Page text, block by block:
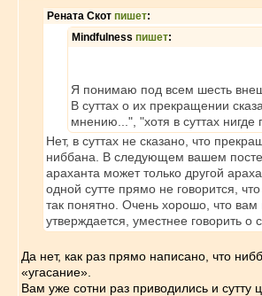
Рената Скот пишет:
Mindfulness пишет:
Я понимаю под всем шесть
В суттах о их прекращении
мнению...", "хотя в суттах
Нет, в суттах не сказано, что
ниббана. В следующем вашем посте
араханта может только другой
одной сутте прямо не говорится,
так понятно. Очень хорошо, что вам
утверждается, уместнее говорить
Да нет, как раз прямо написано, что
«угасание».
Вам уже сотни раз приводились и